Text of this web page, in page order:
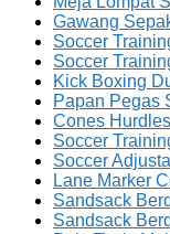
Gawang
Soccer
Soccer
Kick Boxing
Papan Pegas
Cones
Soccer
Soccer
Lane Marker
Sandsack
Sandsack